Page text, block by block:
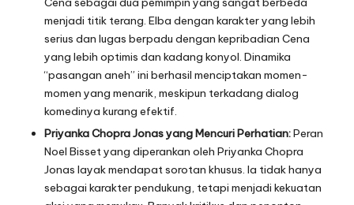
menjadi titik terang. Elba dengan karakter yang lebih
serius dan lugas berpadu dengan kepribadian Cena
yang lebih optimis dan kadang konyol. Dinamika
“pasangan aneh” ini berhasil menciptakan momen-
momen yang menarik, meskipun terkadang dialog
komedinya kurang efektif.
Priyanka Chopra Jonas yang Mencuri Perhatian:Peran
Noel Bisset yang diperankan oleh Priyanka Chopra
Jonas layak mendapat sorotan khusus. Ia tidak hanya
sebagai karakter pendukung, tetapi menjadi kekuatan